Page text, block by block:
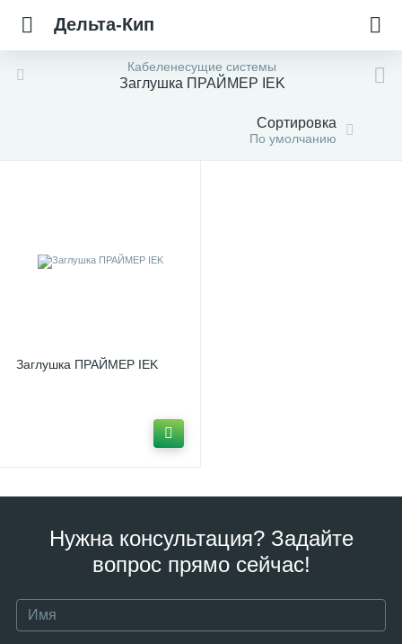
Дельта-Кип
Кабеленесущие системы
Заглушка ПРАЙМЕР IEK
Сортировка
По умолчанию
Заглушка ПРАЙМЕР IEK
Нужна консультация? Задайте
вопрос прямо сейчас!